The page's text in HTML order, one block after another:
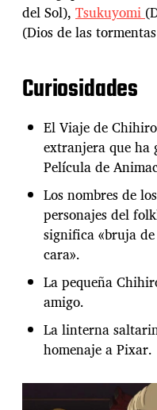
del Sol), Tsukuyomi
(Dios de las
Curiosidades
El Viaje de
extranjera que ha
Película de
Los nombres de
personajes del
significa «bruja
cara».
La pequeña
amigo.
La linterna
homenaje a Pixar.